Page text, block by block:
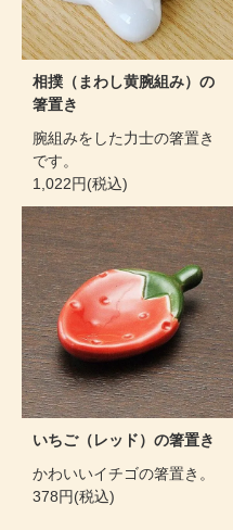
相撲（まわし黄腕組み）の
箸置き
腕組みをした力士の箸置き
です。
1,022円(税込)
いちご（レッド）の箸置き
かわいいイチゴの箸置き。
378円(税込)